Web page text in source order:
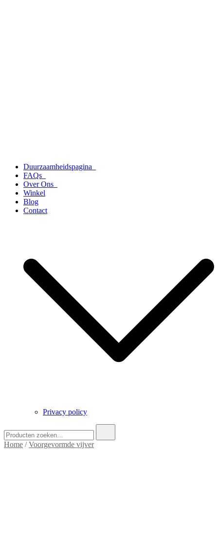
Duurzaamheidspagina
FAQs
Over Ons
Winkel
Blog
Contact
Privacy policy
naar:
Home /Voorgevormde vijver